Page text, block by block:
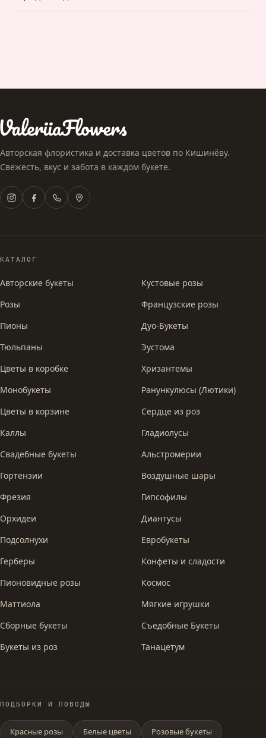
Авторская флористика и доставка цветов по Кишинёву.
Свежесть, вкус и забота в каждом букете.
КАТАЛОГ
Авторские букеты
Розы
Пионы
Тюльпаны
Цветы в коробке
Монобукеты
Цветы в корзине
Каллы
Свадебные букеты
Гортензии
Фрезия
Орхидеи
Подсолнухи
Герберы
Пионовидные розы
Маттиола
Сборные букеты
Букеты из роз
Кустовые розы
Французские розы
Дуо-Букеты
Эустома
Хризантемы
Ранункулюсы (Лютики)
Сердце из роз
Гладиолусы
Альстромерии
Воздушные шары
Гипсофилы
Диантусы
Евробукеты
Конфеты и сладости
Космос
Мягкие игрушки
Съедобные Букеты
Танацетум
ПОДБОРКИ И ПОВОДЫ
Красные розы Белые цветы Розовые букеты